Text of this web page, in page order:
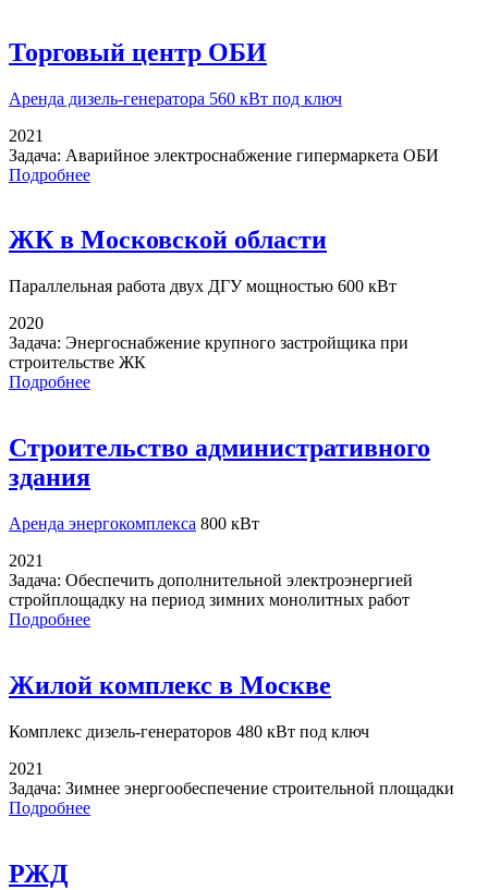
Торговый центр ОБИ
Аренда дизель-генератора 560 кВт под ключ
2021
Задача: Аварийное электроснабжение гипермаркета ОБИ
Подробнее
ЖК в Московской области
Параллельная работа двух ДГУ мощностью 600 кВт
2020
Задача: Энергоснабжение крупного застройщика при
строительстве ЖК
Подробнее
Строительство административного
здания
Аренда энергокомплекса 800 кВт
2021
Задача: Обеспечить дополнительной электроэнергией
стройплощадку на период зимних монолитных работ
Подробнее
Жилой комплекс в Москве
Комплекс дизель-генераторов 480 кВт под ключ
2021
Задача: Зимнее энергообеспечение строительной площадки
Подробнее
РЖД